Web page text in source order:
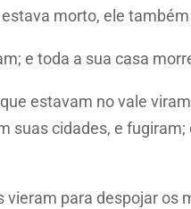
morto, ele
e toda a sua casa
estavam no vale
suas cidades, e
vieram para despojar os